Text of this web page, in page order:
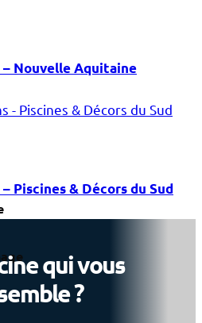
– Nouvelle Aquitaine
Piscines & Décors du Sud
qui vous
?